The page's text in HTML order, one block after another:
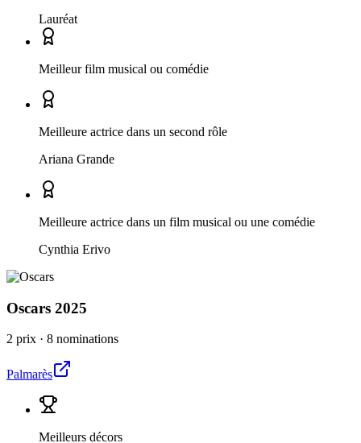
Lauréat
Meilleur film musical ou comédie
Meilleure actrice dans un second rôle
Ariana Grande
Meilleure actrice dans un film musical ou une comédie
Cynthia Erivo
Oscars 2025
2 prix · 8 nominations
Palmarès
Meilleurs décors